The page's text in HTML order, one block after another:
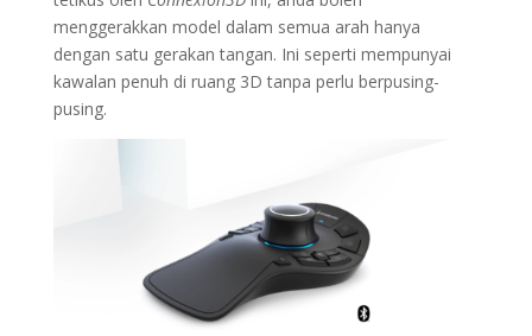
menggerakkan model dalam semua arah hanya
dengan satu gerakan tangan. Ini seperti mempunyai
kawalan penuh di ruang 3D tanpa perlu berpusing-
pusing.